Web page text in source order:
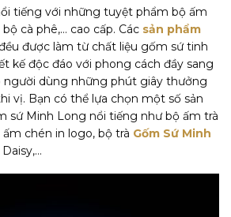
tiếng với những tuyệt phẩm bộ ấm
cà phê,… cao cấp. Các sản phẩm
được làm từ chất liệu gốm sứ tinh
kế độc đáo với phong cách đầy sang
dùng những phút giây thưởng
vị. Bạn có thể lựa chọn một số sản
sứ Minh Long nổi tiếng như bộ ấm trà
chén in logo, bộ trà Gốm Sứ Minh